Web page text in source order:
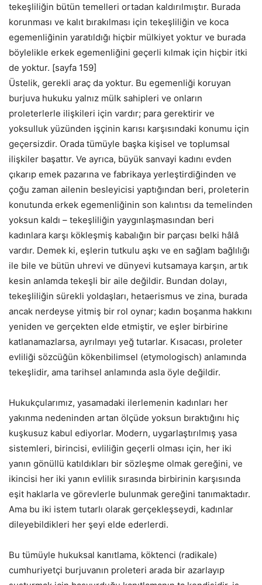
tekeşliliğin bütün temelleri ortadan kaldırılmıştır. Burada
korunması ve kalıt bırakılması için tekeşliliğin ve koca
egemenliğinin yaratıldığı hiçbir mülkiyet yoktur ve burada
böylelikle erkek egemenliğini geçerli kılmak için hiçbir itki
de yoktur. [sayfa 159]
Üstelik, gerekli araç da yoktur. Bu egemenliği koruyan
burjuva hukuku yalnız mülk sahipleri ve onların
proleterlerle ilişkileri için vardır; para gerektirir ve
yoksulluk yüzünden işçinin karısı karşısındaki konumu için
geçersizdir. Orada tümüyle başka kişisel ve toplumsal
ilişkiler başattır. Ve ayrıca, büyük sanvayi kadını evden
çıkarıp emek pazarına ve fabrikaya yerleştirdiğinden ve
çoğu zaman ailenin besleyicisi yaptığından beri, proleterin
konutunda erkek egemenliğinin son kalıntısı da temelinden
yoksun kaldı – tekeşliliğin yaygınlaşmasından beri
kadınlara karşı kökleşmiş kabalığın bir parçası belki hâlâ
vardır. Demek ki, eşlerin tutkulu aşkı ve en sağlam bağlılığı
ile bile ve bütün uhrevi ve dünyevi kutsamaya karşın, artık
kesin anlamda tekeşli bir aile değildir. Bundan dolayı,
tekeşliliğin sürekli yoldaşları, hetaerismus ve zina, burada
ancak nerdeyse yitmiş bir rol oynar; kadın boşanma hakkını
yeniden ve gerçekten elde etmiştir, ve eşler birbirine
katlanamazlarsa, ayrılmayı yeğ tutarlar. Kısacası, proleter
evliliği sözcüğün kökenbilimsel (etymologisch) anlamında
tekeşlidir, ama tarihsel anlamında asla öyle değildir.
Hukukçularımız, yasamadaki ilerlemenin kadınları her
yakınma nedeninden artan ölçüde yoksun bıraktığını hiç
kuşkusuz kabul ediyorlar. Modern, uygarlaştırılmış yasa
sistemleri, birincisi, evliliğin geçerli olması için, her iki
yanın gönüllü katıldıkları bir sözleşme olmak gereğini, ve
ikincisi her iki yanın evlilik sırasında birbirinin karşısında
eşit haklarla ve görevlerle bulunmak gereğini tanımaktadır.
Ama bu iki istem tutarlı olarak gerçekleşseydi, kadınlar
dileyebildikleri her şeyi elde ederlerdi.
Bu tümüyle hukuksal kanıtlama, köktenci (radikale)
cumhuriyetçi burjuvanın proleteri arada bir azarlayıp